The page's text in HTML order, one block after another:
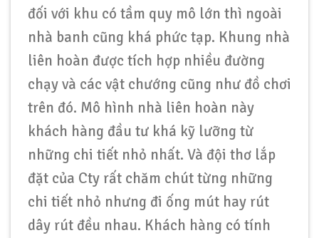
đối với khu có tầm quy mô lớn thì ngoài
nhà banh cũng khá phức tạp. Khung nhà
liên hoàn được tích hợp nhiều đường
chạy và các vật chướng cũng như đồ chơi
trên đó. Mô hình nhà liên hoàn này
khách hàng đầu tư khá kỹ lưỡng từ
những chi tiết nhỏ nhất. Và đội thơ lắp
đặt của Cty rất chăm chút từng những
chi tiết nhỏ nhưng đi ống mút hay rút
dây rút đều nhau. Khách hàng có tính